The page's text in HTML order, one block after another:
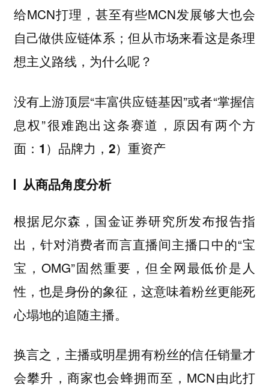
给MCN打理，甚至有些MCN发展够大也会
自己做供应链体系；但从市场来看这是条理
想主义路线，为什么呢？
没有上游顶层“丰富供应链基因”或者“掌握信
息权”很难跑出这条赛道，原因有两个方
面： 1）品牌力，2）重资产
从商品角度分析
根据尼尔森，国金证券研究所发布报告指
出，针对消费者而言直播间主播口中的“宝
宝，OMG”固然重要，但全网最低价是人
性，也是身份的象征，这意味着粉丝更能死
心塌地的追随主播。
换言之，主播或明星拥有粉丝的信任销量才
会攀升，商家也会蜂拥而至，MCN由此打